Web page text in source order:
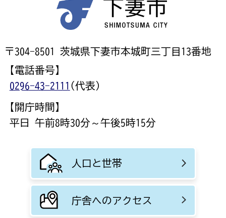
〒304-8501 茨城県下妻市本城町三丁目13番地
【電話番号】
0296-43-2111 (代表)
【開庁時間】
平日 午前8時30分～午後5時15分
人口と世帯
庁舎へのアクセス